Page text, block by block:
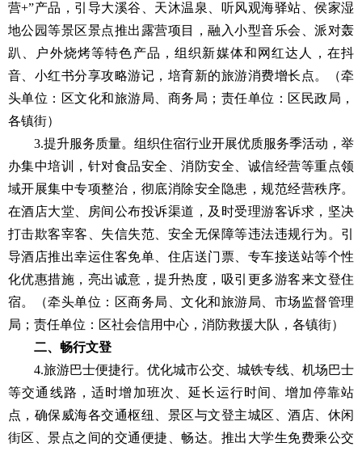
营+”产品，引导大溪谷、天沐温泉、听风观海驿站、侯家湿
地公园等景区景点推出露营项目，融入小型音乐会、派对轰
趴、户外烧烤等特色产品，组织新媒体和网红达人，在抖
音、小红书分享攻略游记，培育新的旅游消费增长点。（牵
头单位：区文化和旅游局、商务局；责任单位：区民政局，
各镇街）
3.提升服务质量。组织住宿行业开展优质服务季活动，举
办集中培训，针对食品安全、消防安全、诚信经营等重点领
域开展集中专项整治，彻底消除安全隐患，规范经营秩序。
在酒店大堂、房间公布投诉渠道，及时受理游客诉求，坚决
打击欺客宰客、失信失范、安全无保障等违法违规行为。引
导酒店推出幸运住客免单、住店送门票、专车接送站等个性
化优惠措施，亮出诚意，提升热度，吸引更多游客来文登住
宿。（牵头单位：区商务局、文化和旅游局、市场监督管理
局；责任单位：区社会信用中心，消防救援大队，各镇街）
二、畅行文登
4.旅游巴士便捷行。优化城市公交、城铁专线、机场巴士
等交通线路，适时增加班次、延长运行时间、增加停靠站
点，确保威海各交通枢纽、景区与文登主城区、酒店、休闲
街区、景点之间的交通便捷、畅达。推出大学生免费乘公交